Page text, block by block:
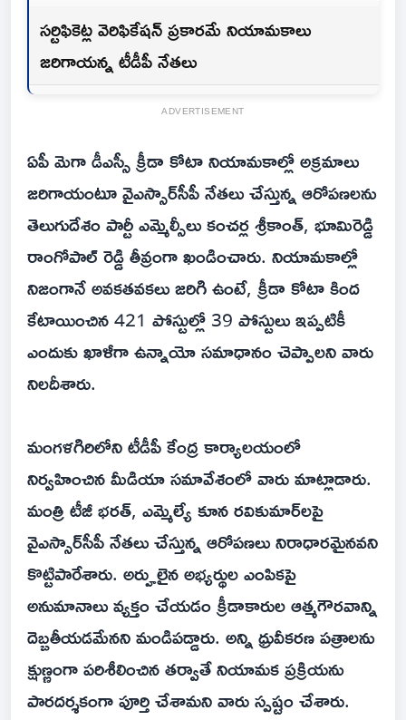
సర్టిఫికెట్ల వెరిఫికేషన్ ప్రకారమే నియామకాలు
జరిగాయన్న టీడీపీ నేతలు
ADVERTISEMENT
ఏపీ మెగా డీఎస్సీ క్రీడా కోటా నియామకాల్లో అక్రమాలు
జరిగాయంటూ వైఎస్సార్‌సీపీ నేతలు చేస్తున్న ఆరోపణలను
తెలుగుదేశం పార్టీ ఎమ్మెల్సీలు కంచర్ల శ్రీకాంత్, భూమిరెడ్డి
రాంగోపాల్ రెడ్డి తీవ్రంగా ఖండించారు. నియామకాల్లో
నిజంగానే అవకతవకలు జరిగి ఉంటే, క్రీడా కోటా కింద
కేటాయించిన 421 పోస్టుల్లో 39 పోస్టులు ఇప్పటికీ
ఎందుకు ఖాళీగా ఉన్నాయో సమాధానం చెప్పాలని వారు
నిలదీశారు.
మంగళగిరిలోని టీడీపీ కేంద్ర కార్యాలయంలో
నిర్వహించిన మీడియా సమావేశంలో వారు మాట్లాడారు.
మంత్రి టీజీ భరత్, ఎమ్మెల్యే కూన రవికుమార్‌లపై
వైఎస్సార్‌సీపీ నేతలు చేస్తున్న ఆరోపణలు నిరాధారమైనవని
కొట్టిపారేశారు. అర్హులైన అభ్యర్థుల ఎంపికపై
అనుమానాలు వ్యక్తం చేయడం క్రీడాకారుల ఆత్మగౌరవాన్ని
దెబ్బతీయడమేనని మండిపడ్డారు. అన్ని ధ్రువీకరణ పత్రాలను
క్షుణ్ణంగా పరిశీలించిన తర్వాతే నియామక ప్రక్రియను
పారదర్శకంగా పూర్తి చేశామని వారు స్పష్టం చేశారు.